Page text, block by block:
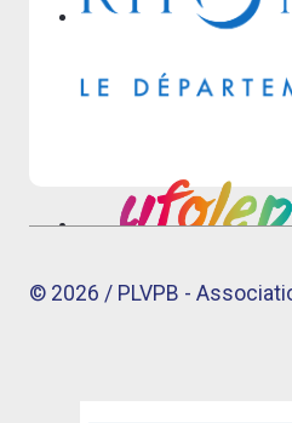
© 2026 / PLVPB -